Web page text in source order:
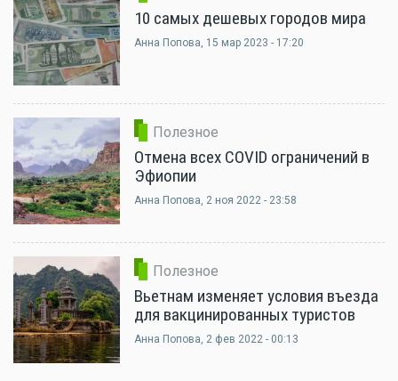
10 самых дешевых городов мира
Анна Попова, 15 мар 2023 - 17:20
Полезное
Отмена всех COVID ограничений в
Эфиопии
Анна Попова, 2 ноя 2022 - 23:58
Полезное
Вьетнам изменяет условия въезда
для вакцинированных туристов
Анна Попова, 2 фев 2022 - 00:13